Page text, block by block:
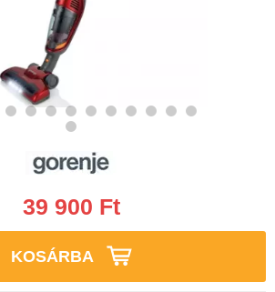
39 900 Ft
KOSÁRBA